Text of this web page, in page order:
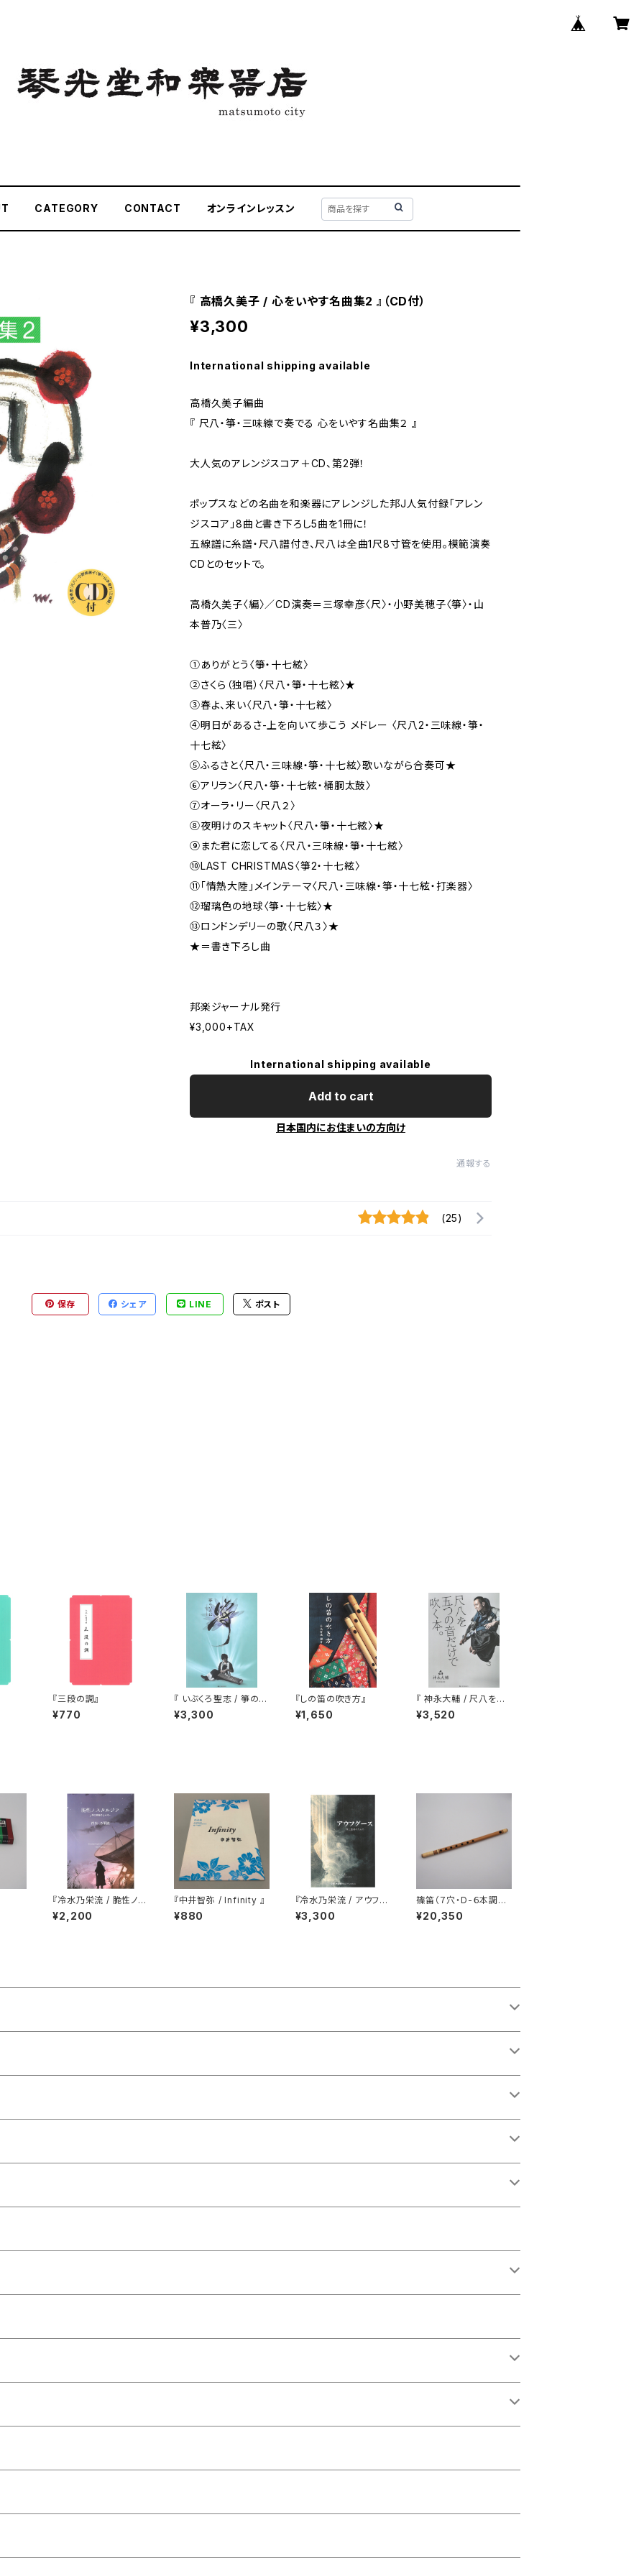
CATEGORY CONTACT オンラインレッスン
『 高橋久美子 / 心をいやす名曲集2 』（CD付）
¥3,300
International shipping available
高橋久美子編曲
『 尺八・箏・三味線で奏でる 心をいやす名曲集２ 』
大人気のアレンジスコア＋CD、第2弾！
ポップスなどの名曲を和楽器にアレンジした邦J人気付録「アレン
ジスコア」8曲と書き下ろし5曲を1冊に！
五線譜に糸譜・尺八譜付き、尺八は全曲1尺8寸管を使用。模範演奏
CDとのセットで。
高橋久美子〈編〉／CD演奏＝三塚幸彦〈尺〉・小野美穂子〈箏〉・山
本普乃〈三〉
①ありがとう〈箏・十七絃〉
②さくら（独唱）〈尺八・箏・十七絃〉★
③春よ、来い〈尺八・箏・十七絃〉
④明日があるさ-上を向いて歩こう メドレー 〈尺八2・三味線・箏・
十七絃〉
⑤ふるさと〈尺八・三味線・箏・十七絃〉歌いながら合奏可★
⑥アリラン〈尺八・箏・十七絃・桶胴太鼓〉
⑦オーラ・リー〈尺八２〉
⑧夜明けのスキャット〈尺八・箏・十七絃〉★
⑨また君に恋してる〈尺八・三味線・箏・十七絃〉
⑩LAST CHRISTMAS〈箏2・十七絃〉
⑪「情熱大陸」メインテーマ〈尺八・三味線・箏・十七絃・打楽器〉
⑫瑠璃色の地球〈箏・十七絃〉★
⑬ロンドンデリーの歌〈尺八３〉★
★＝書き下ろし曲
邦楽ジャーナル発行
¥3,000+TAX
International shipping available
Add to cart
日本国内にお住まいの方向け
通報する
(25)
保存 シェア LINE ポスト
『三段の調』
¥770
『 いぶくろ聖志 / 箏のい
ろは 』（CD付）
¥3,300
『しの笛の吹き方』
¥1,650
『 神永大輔 / 尺八を五
つの音だけで吹く本。 』
（CD付）
¥3,520
『冷水乃栄流 / 脆性ノス
タルジア』
¥2,200
『中井智弥 / Infinity 』
¥880
『冷水乃栄流 / アウフグ
ース 箏三重奏のため
の』五線譜＋縦譜版
¥3,300
篠笛（７穴・D-６本調
子）
¥20,350